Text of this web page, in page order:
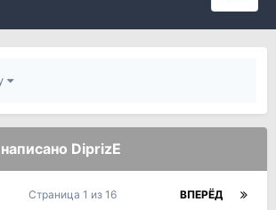
DiprizE
ВПЕРЁД
Страница 1 из 16